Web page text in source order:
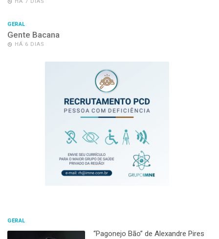
HÁ 7 DIAS
GERAL
Gente Bacana
HÁ 6 DIAS
GERAL
“Pagonejo Bão” de Alexandre Pires